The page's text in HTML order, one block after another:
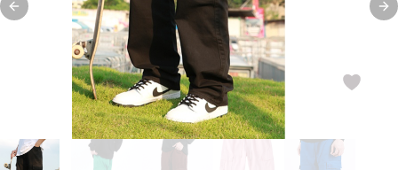
Previous slide